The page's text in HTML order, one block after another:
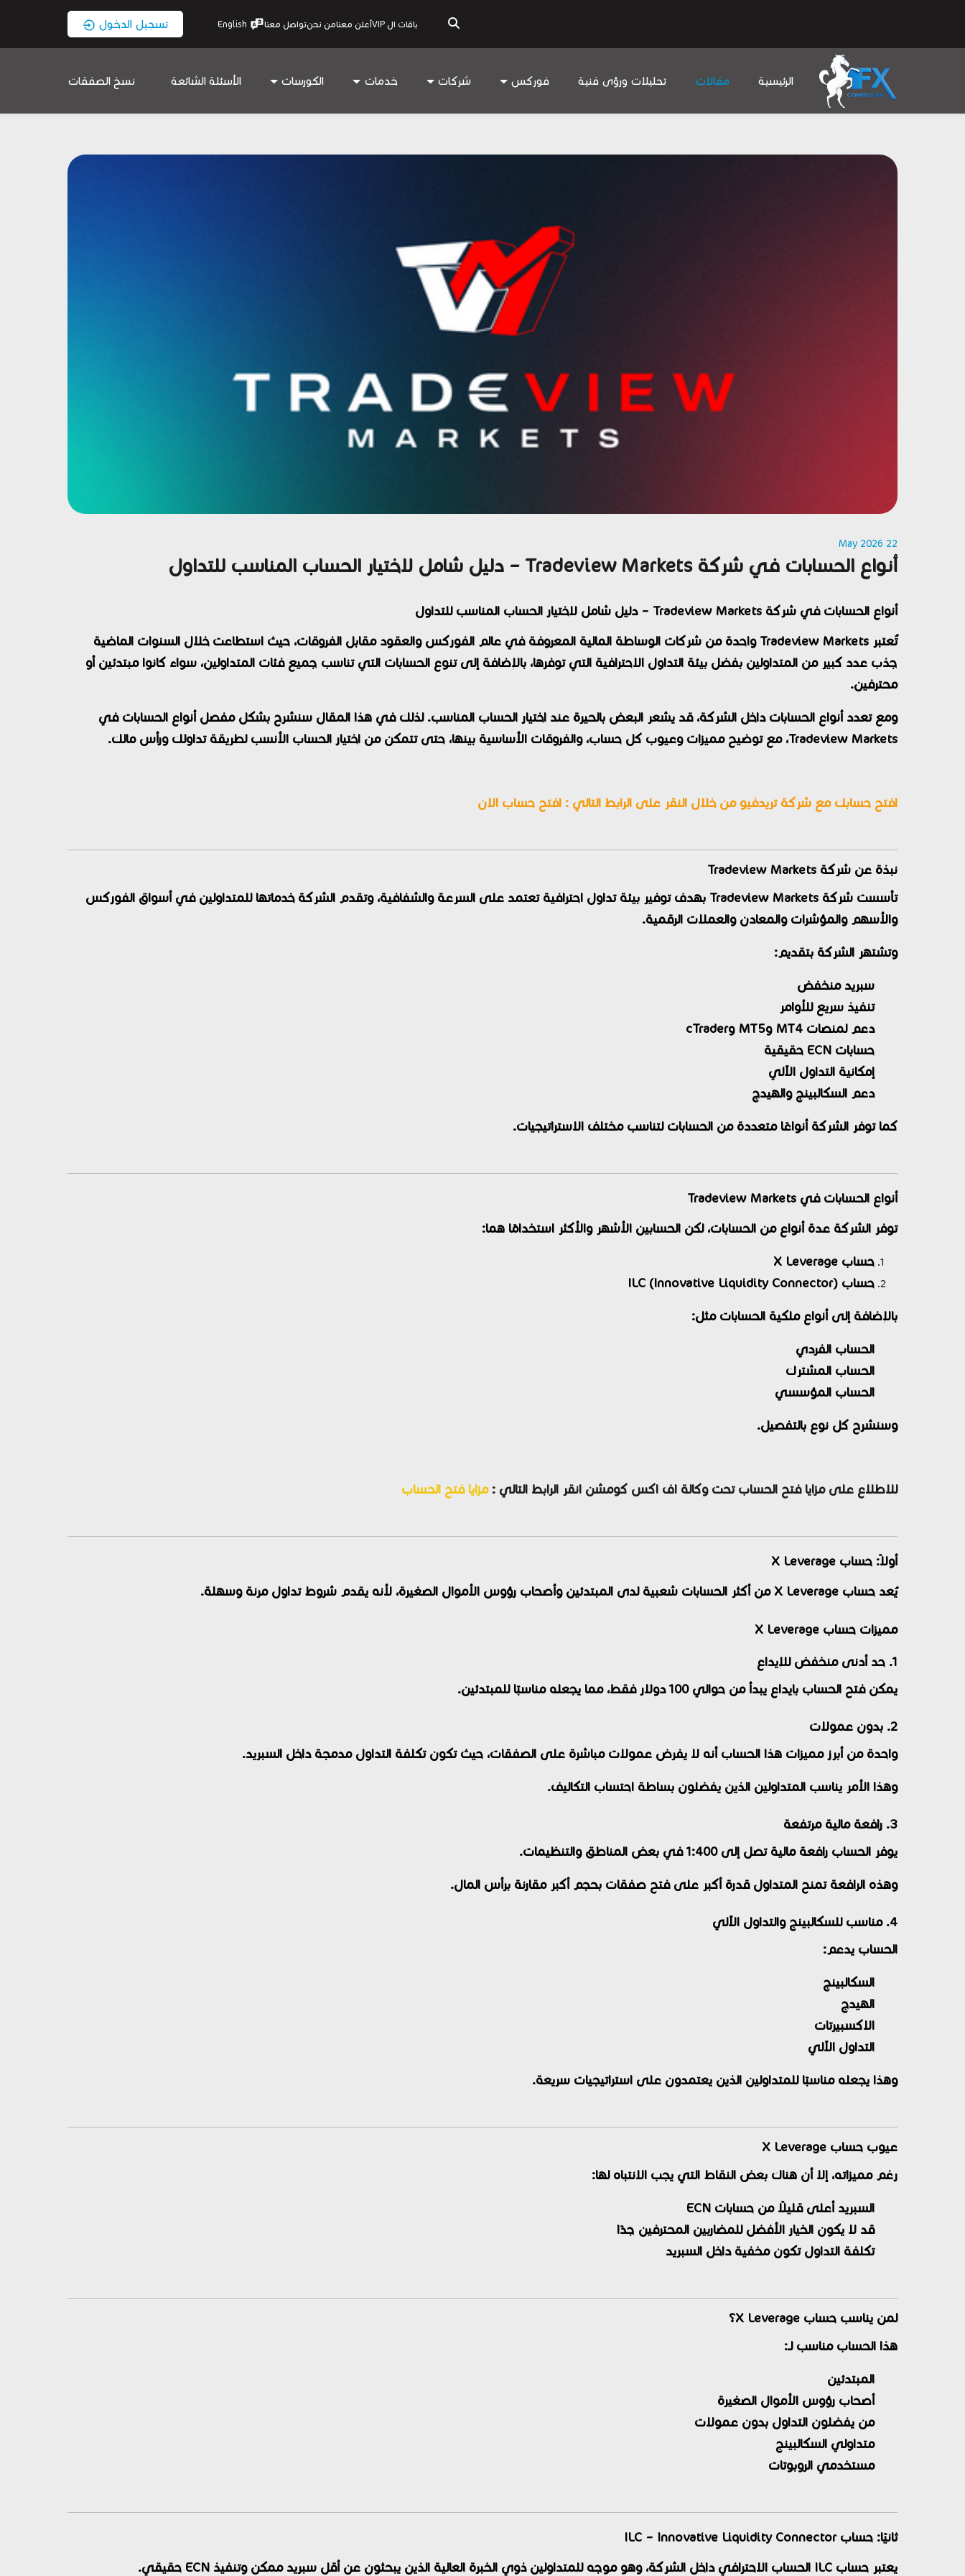
باقات ال VIP أعلن معنامن نحنتواصل معنا English تسجيل الدخول
الرئيسية مقالات تحليلات ورؤى فنية فوركس شركات خدمات الكورسات الأسئلة الشائعة نسخ الصفقات
22 May 2026
أنواع الحسابات في شركة Tradeview Markets – دليل شامل لاختيار الحساب المناسب للتداول
أنواع الحسابات في شركة Tradeview Markets – دليل شامل لاختيار الحساب المناسب للتداول
تُعتبر Tradeview Markets واحدة من شركات الوساطة المالية المعروفة في عالم الفوركس والعقود مقابل الفروقات، حيث استطاعت خلال السنوات الماضية
جذب عدد كبير من المتداولين بفضل بيئة التداول الاحترافية التي توفرها، بالإضافة إلى تنوع الحسابات التي تناسب جميع فئات المتداولين، سواء كانوا مبتدئين أو
محترفين.
ومع تعدد أنواع الحسابات داخل الشركة، قد يشعر البعض بالحيرة عند اختيار الحساب المناسب. لذلك في هذا المقال سنشرح بشكل مفصل أنواع الحسابات في
Tradeview Markets، مع توضيح مميزات وعيوب كل حساب، والفروقات الأساسية بينها، حتى تتمكن من اختيار الحساب الأنسب لطريقة تداولك ورأس مالك.
افتح حسابك مع شركة تريدفيو من خلال النقر على الرابط التالي : افتح حساب الان
نبذة عن شركة Tradeview Markets
تأسست شركة Tradeview Markets بهدف توفير بيئة تداول احترافية تعتمد على السرعة والشفافية، وتقدم الشركة خدماتها للمتداولين في أسواق الفوركس
والأسهم والمؤشرات والمعادن والعملات الرقمية.
وتشتهر الشركة بتقديم:
سبريد منخفض
تنفيذ سريع للأوامر
دعم لمنصات MT4 وMT5 وcTrader
حسابات ECN حقيقية
إمكانية التداول الآلي
دعم السكالبينج والهيدج
كما توفر الشركة أنواعًا متعددة من الحسابات لتناسب مختلف الاستراتيجيات.
أنواع الحسابات في Tradeview Markets
توفر الشركة عدة أنواع من الحسابات، لكن الحسابين الأشهر والأكثر استخدامًا هما:
حساب X Leverage
حساب ILC (Innovative Liquidity Connector)
بالإضافة إلى أنواع ملكية الحسابات مثل:
الحساب الفردي
الحساب المشترك
الحساب المؤسسي
وسنشرح كل نوع بالتفصيل.
للاطلاع على مزايا فتح الحساب تحت وكالة اف اكس كومشن انقر الرابط التالي :مزايا فتح الحساب
أولاً: حساب X Leverage
يُعد حساب X Leverage من أكثر الحسابات شعبية لدى المبتدئين وأصحاب رؤوس الأموال الصغيرة، لأنه يقدم شروط تداول مرنة وسهلة.
مميزات حساب X Leverage
1. حد أدنى منخفض للإيداع
يمكن فتح الحساب بإيداع يبدأ من حوالي 100 دولار فقط، مما يجعله مناسبًا للمبتدئين.
2. بدون عمولات
واحدة من أبرز مميزات هذا الحساب أنه لا يفرض عمولات مباشرة على الصفقات، حيث تكون تكلفة التداول مدمجة داخل السبريد.
وهذا الأمر يناسب المتداولين الذين يفضلون بساطة احتساب التكاليف.
3. رافعة مالية مرتفعة
يوفر الحساب رافعة مالية تصل إلى 1:400 في بعض المناطق والتنظيمات.
وهذه الرافعة تمنح المتداول قدرة أكبر على فتح صفقات بحجم أكبر مقارنة برأس المال.
4. مناسب للسكالبينج والتداول الآلي
الحساب يدعم:
السكالبينج
الهيدج
الاكسبيرتات
التداول الآلي
وهذا يجعله مناسبًا للمتداولين الذين يعتمدون على استراتيجيات سريعة.
عيوب حساب X Leverage
رغم مميزاته، إلا أن هناك بعض النقاط التي يجب الانتباه لها:
السبريد أعلى قليلًا من حسابات ECN
قد لا يكون الخيار الأفضل للمضاربين المحترفين جدًا
تكلفة التداول تكون مخفية داخل السبريد
لمن يناسب حساب X Leverage؟
هذا الحساب مناسب لـ:
المبتدئين
أصحاب رؤوس الأموال الصغيرة
من يفضلون التداول بدون عمولات
متداولي السكالبينج
مستخدمي الروبوتات
ثانيًا: حساب ILC – Innovative Liquidity Connector
يعتبر حساب ILC الحساب الاحترافي داخل الشركة، وهو موجه للمتداولين ذوي الخبرة العالية الذين يبحثون عن أقل سبريد ممكن وتنفيذ ECN حقيقي.